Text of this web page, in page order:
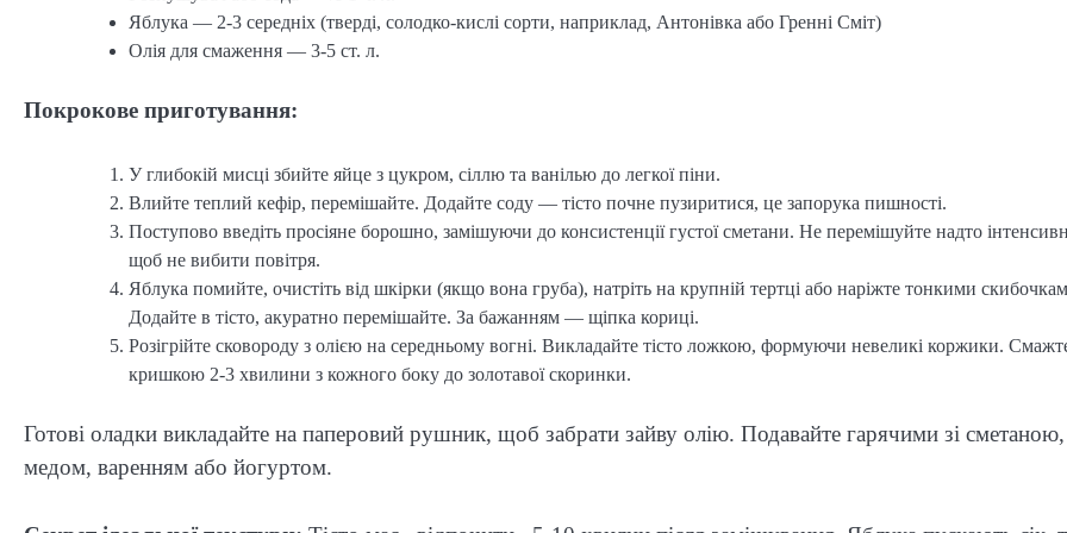
Яблука — 2-3 середніх (тверді, солодко-кислі сорти, наприклад, Антонівка або Гренні Сміт)
Олія для смаження — 3-5 ст. л.
Покрокове приготування:
У глибокій мисці збийте яйце з цукром, сіллю та ванілью до легкої піни.
Влийте теплий кефір, перемішайте. Додайте соду — тісто почне пузиритися, це запорука пишності.
Поступово введіть просіяне борошно, замішуючи до консистенції густої сметани. Не перемішуйте надто
щоб не вибити повітря.
Яблука помийте, очистіть від шкірки (якщо вона груба), натріть на крупній тертці або наріжте тонкими
Додайте в тісто, акуратно перемішайте. За бажанням — щіпка кориці.
Розігрійте сковороду з олією на середньому вогні. Викладайте тісто ложкою, формуючи невеликі коржики.
кришкою 2-3 хвилини з кожного боку до золотавої скоринки.
Готові оладки викладайте на паперовий рушник, щоб забрати зайву олію. Подавайте гарячими зі сметаною,
медом, варенням або йогуртом.